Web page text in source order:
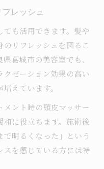
レッシュ
も活用できます。髪や
リフレッシュを図るこ
葛城市の美容室でも、
ゼーション効果の高い
えています。
ント時の頭皮マッサー
和に役立ちます。施術後
明るくなった」という
を感じている方には特